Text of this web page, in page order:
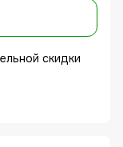
скидки